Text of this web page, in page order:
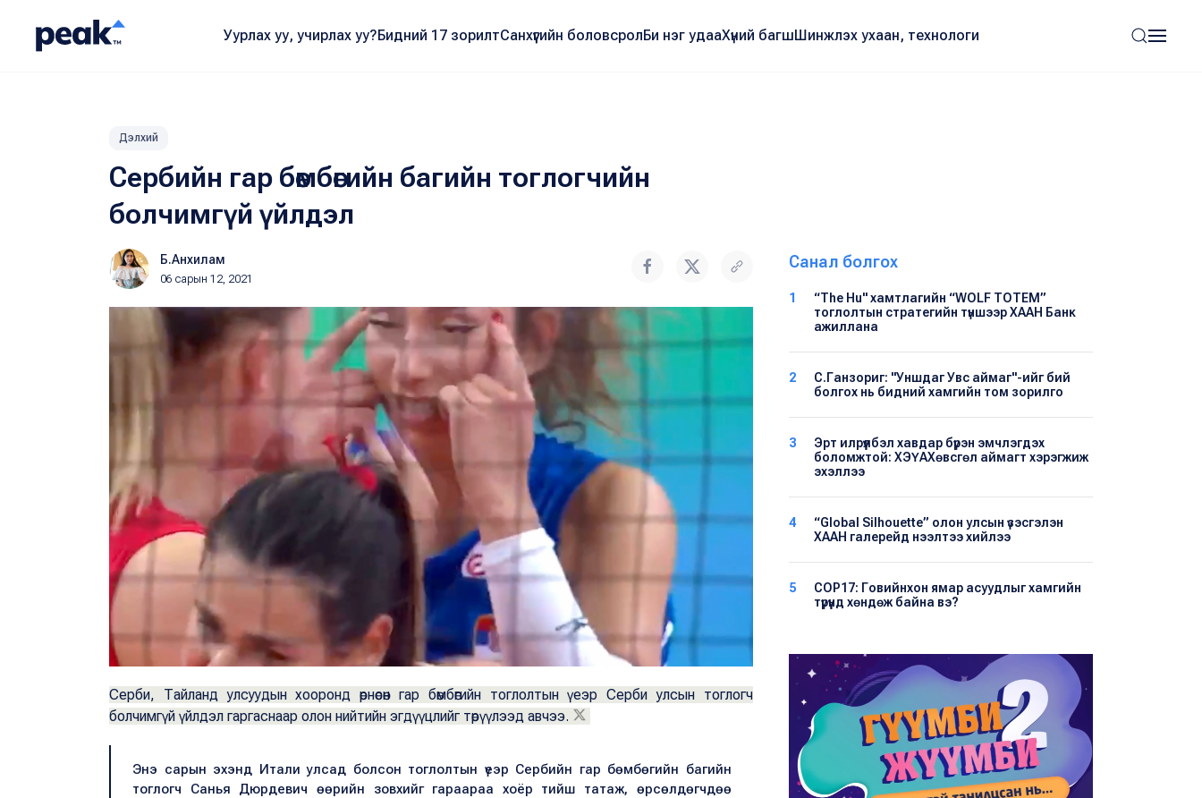
Уурлах уу, учирлах уу?Бидний 17 зорилтСанхүүгийн боловсролБи нэг удааХүний багшШинжлэх ухаан, технологи
Дэлхий
Сербийн гар бөмбөгийн багийн тоглогчийн
болчимгүй үйлдэл
Б.Анхилам
06 сарын 12, 2021
Серби, Тайланд улсуудын хооронд өрнөсөн гар бөмбөгийн тоглолтын үеэр Серби улсын тоглогч
болчимгүй үйлдэл гаргаснаар олон нийтийн эгдүүцлийг төрүүлээд авчээ.
Энэ сарын эхэнд Итали улсад болсон тоглолтын үеэр Сербийн гар бөмбөгийн багийн
тоглогч Санья Дюрдевич өөрийн зовхийг гараараа хоёр тийш татаж, өрсөлдөгчдөө
Санал болгох
1
“The Hu" хамтлагийн “WOLF TOTEM”
тоглолтын стратегийн түншээр ХААН Банк
ажиллана
2
С.Ганзориг: "Уншдаг Увс аймаг"-ийг бий
болгох нь бидний хамгийн том зорилго
3
Эрт илрүүлбэл хавдар бүрэн эмчлэгдэх
боломжтой: ХЭҮА​Хөвсгөл аймагт хэрэгжиж
эхэллээ
4
“Global Silhouette” олон улсын үзэсгэлэн
ХААН галерейд нээлтээ хийлээ
5
COP17: Говийнхон ямар асуудлыг хамгийн
түрүүнд хөндөж байна вэ?